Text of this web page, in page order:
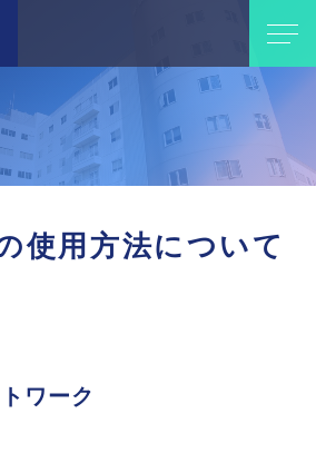
使用方法について
ワーク